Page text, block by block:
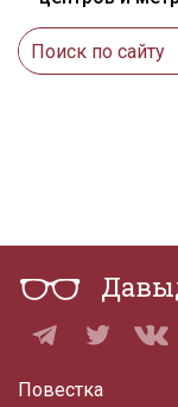
Повестка